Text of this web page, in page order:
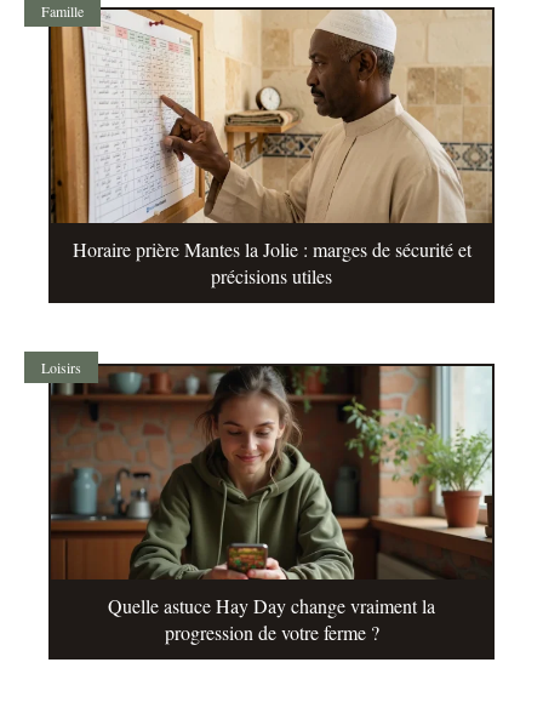
Famille
Horaire prière Mantes la Jolie : marges de sécurité et
précisions utiles
Loisirs
Quelle astuce Hay Day change vraiment la
progression de votre ferme ?